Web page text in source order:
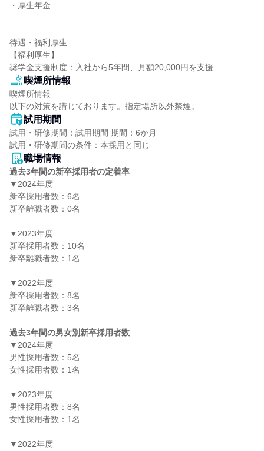
・厚生年金
待遇・福利厚生
【福利厚生】
奨学金支援制度：入社から5年間、月額20,000円を支援
喫煙所情報
喫煙所情報
以下の対策を講じております。指定場所以外禁煙。
試用期間
試用・研修期間：試用期間 期間：6か月
職場情報
過去3年間の新卒採用者の定着率
▼2024年度
新卒採用者数：6名
新卒離職者数：0名
▼2023年度
新卒採用者数：10名
新卒離職者数：1名
▼2022年度
新卒採用者数：8名
新卒離職者数：3名
過去3年間の男女別新卒採用者数
▼2024年度
男性採用者数：5名
女性採用者数：1名
▼2023年度
男性採用者数：8名
女性採用者数：1名
▼2022年度